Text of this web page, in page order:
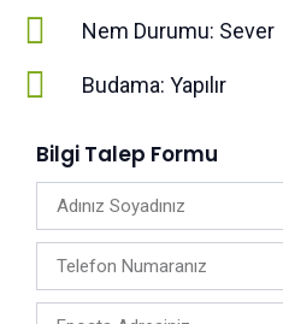
Nem Durumu: Sever
Budama: Yapılır
Bilgi Talep Formu